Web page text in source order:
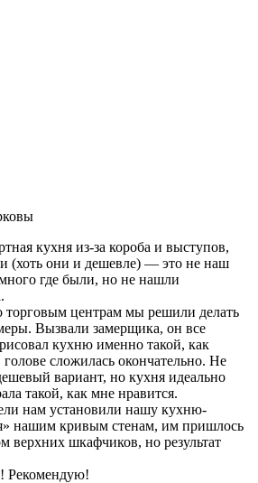
кухня из-за короба и выступов,
(хоть они и дешевле) — это не наш
где были, но не нашли
торговым центрам мы решили делать
Вызвали замерщика, он все
кухню именно такой, как
голове сложилась окончательно. Не
вариант, но кухня идеально
такой, как мне нравится.
нам установили нашу кухню-
нашим кривым стенам, им пришлось
верхних шкафчиков, но результат
Рекомендую!